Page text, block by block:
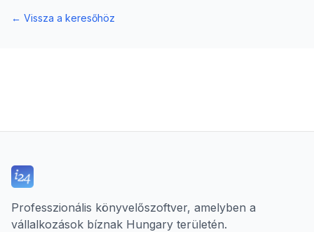
← Vissza a keresőhöz
Professzionális könyvelőszoftver, amelyben a
vállalkozások bíznak Hungary területén.